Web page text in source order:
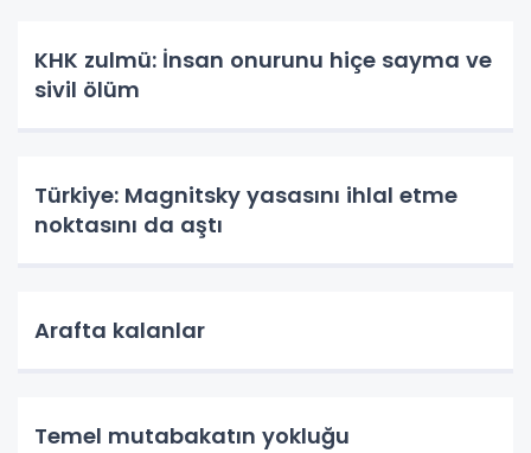
KHK zulmü: İnsan onurunu hiçe sayma ve
sivil ölüm
Türkiye: Magnitsky yasasını ihlal etme
noktasını da aştı
Arafta kalanlar
Temel mutabakatın yokluğu